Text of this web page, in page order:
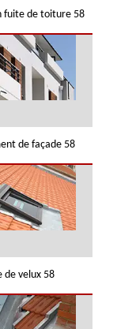
fuite de toiture 58
de façade 58
de velux 58